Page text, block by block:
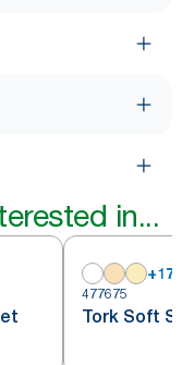
in...
+17
477675
Tork Soft